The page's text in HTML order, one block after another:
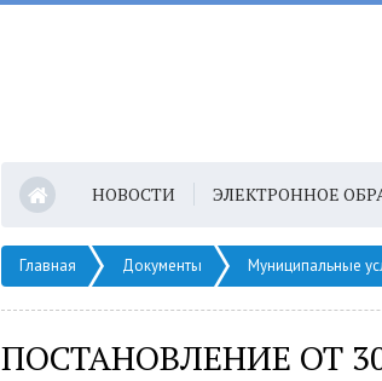
НОВОСТИ ЭЛЕКТРОННОЕ
Главная Документы Муниципальные
ПОСТАНОВЛЕНИЕ ОТ